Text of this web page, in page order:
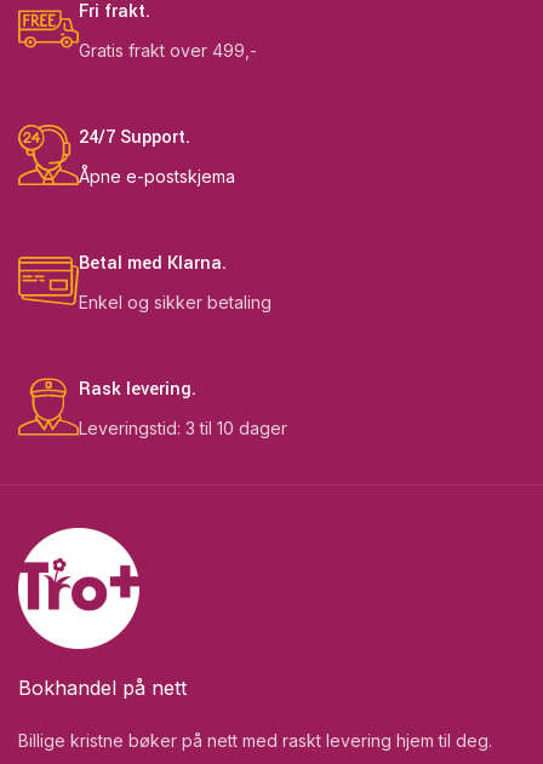
Fri frakt.
Gratis frakt over 499,-
24/7 Support.
Åpne e-postskjema
Betal med Klarna.
Enkel og sikker betaling
Rask levering.
Leveringstid: 3 til 10 dager
Bokhandel på nett
Billige kristne bøker på nett med raskt levering hjem til deg.